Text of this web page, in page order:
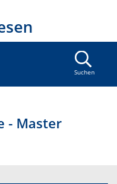
Suchen
- Master